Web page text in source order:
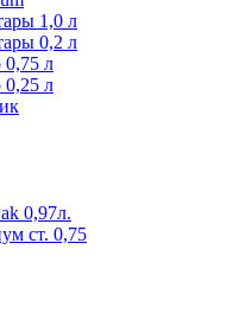
1,0 л
0,2 л
0,75 л
0,25 л
0,97л.
ст. 0,75